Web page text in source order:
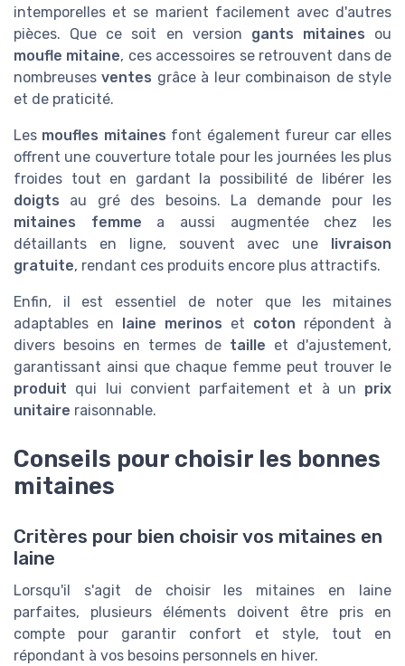
intemporelles et se marient facilement avec d'autres
pièces. Que ce soit en version gants mitaines ou
moufle mitaine, ces accessoires se retrouvent dans de
nombreusesventes grâce à leur combinaison de style
et de praticité.
Les moufles mitaines font également fureur car elles
offrent une couverture totale pour les journées les plus
froides tout en gardant la possibilité de libérer les
doigts au gré des besoins. La demande pour les
mitaines femme a aussi augmentée chez les
détaillants en ligne, souvent avec une livraison
gratuite, rendant ces produits encore plus attractifs.
Enfin, il est essentiel de noter que les mitaines
adaptables en laine merinos et coton répondent à
divers besoins en termes de taille et d'ajustement,
garantissant ainsi que chaque femme peut trouver le
produit qui lui convient parfaitement et à un prix
unitaire raisonnable.
Conseils pour choisir les bonnes
mitaines
Critères pour bien choisir vos mitaines en
laine
Lorsqu'il s'agit de choisir les mitaines en laine
parfaites, plusieurs éléments doivent être pris en
compte pour garantir confort et style, tout en
répondant à vos besoins personnels en hiver.